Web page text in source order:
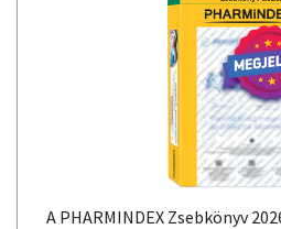
A PHARMINDEX Zsebkönyv